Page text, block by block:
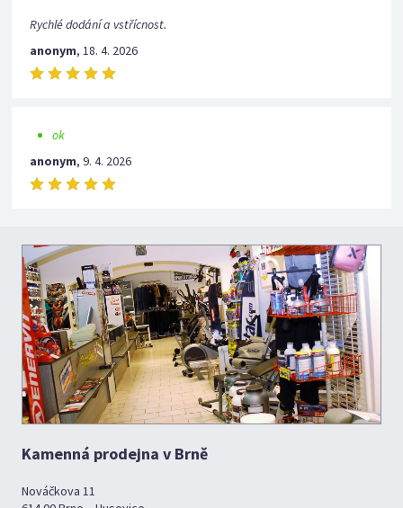
Rychlé dodání a vstřícnost.
anonym,18. 4. 2026
ok
anonym,9. 4. 2026
Kamenná prodejna v Brně
Nováčkova 11